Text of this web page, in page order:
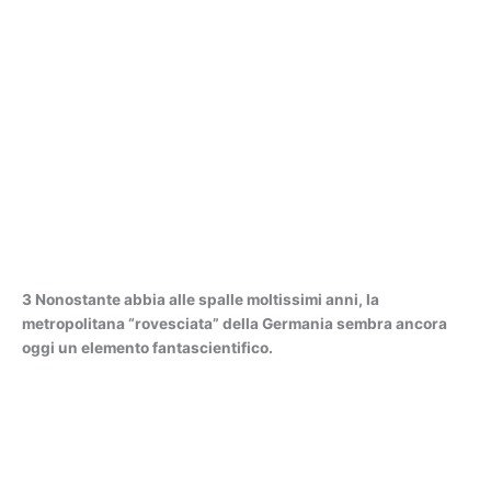
3 Nonostante abbia alle spalle moltissimi anni, la
metropolitana “rovesciata” della Germania sembra ancora
oggi un elemento fantascientifico.